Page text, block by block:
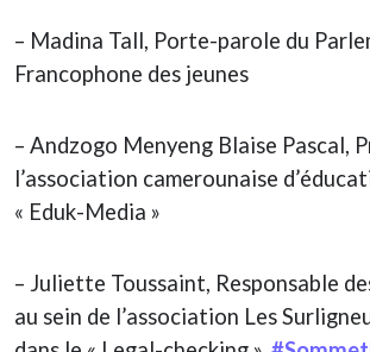
– Madina Tall, Porte-parole du
Francophone des jeunes
– Andzogo Menyeng Blaise Pascal,
l’association camerounaise
« Eduk-Media »
– Juliette Toussaint, Responsable
au sein de l’association Les